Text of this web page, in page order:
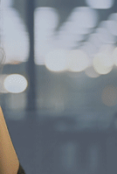
и
и
Смазнова.